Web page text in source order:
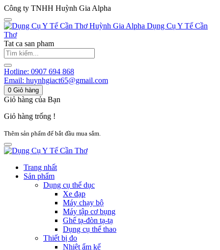
Công ty TNHH Huỳnh Gia Alpha
Huỳnh Gia Alpha Dụng Cụ Y Tế Cần
Thơ
Tat ca san pham
Hotline: 0907 694 868
Email: huynhgiact65@gmail.com
0 Giỏ hàng
Giỏ hàng của Bạn
Giỏ hàng trống !
Thêm sản phẩm để bắt đầu mua sắm.
Trang nhất
Sản phẩm
Dụng cụ thể dục
Xe đạp
Máy chạy bộ
Máy tập cơ bụng
Ghế tạ-đòn tạ-tạ
Dụng cụ thể thao
Thiết bị đo
Nhiệt ẩm kế